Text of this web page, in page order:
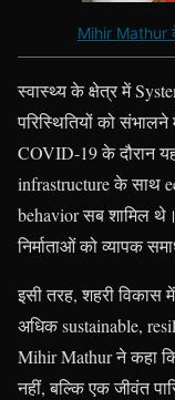
Mihir Mathur के
स्वास्थ्य के क्षेत्र में
परिस्थितियों को
COVID-19 के दौरान
infrastructure के साथ
behavior सब शामिल
निर्माताओं को व्यापक
इसी तरह, शहरी विकास
अधिक sustainable,
Mihir Mathur ने कहा
नहीं, बल्कि एक जीवंत